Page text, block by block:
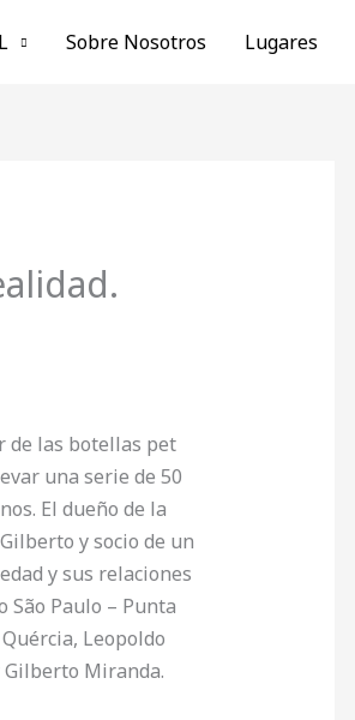
Sobre Nosotros Lugares
de las botellas pet
una serie de 50
El dueño de la
y socio de un
y sus relaciones
Paulo – Punta
Leopoldo
Gilberto Miranda.